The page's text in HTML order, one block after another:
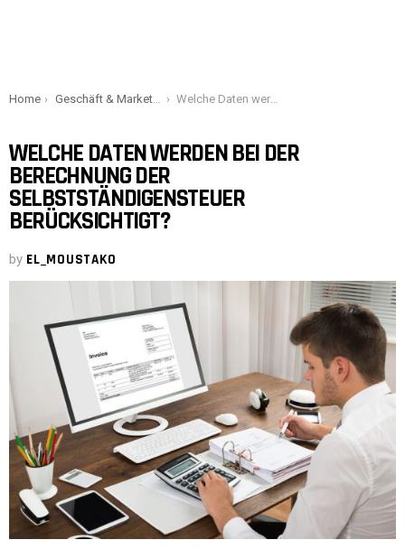
You are here:
Home Geschäft & Marketing Welche Daten werden bei der Berechnung der Selbstständigensteuer berücksichtigt?
WELCHE DATEN WERDEN BEI DER
BERECHNUNG DER
SELBSTSTÄNDIGENSTEUER
BERÜCKSICHTIGT?
by EL_MOUSTAKO